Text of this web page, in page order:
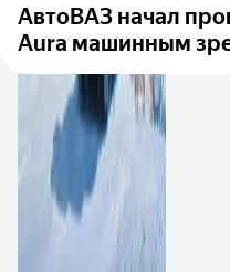
АвтоВАЗ начал
Aura машинным